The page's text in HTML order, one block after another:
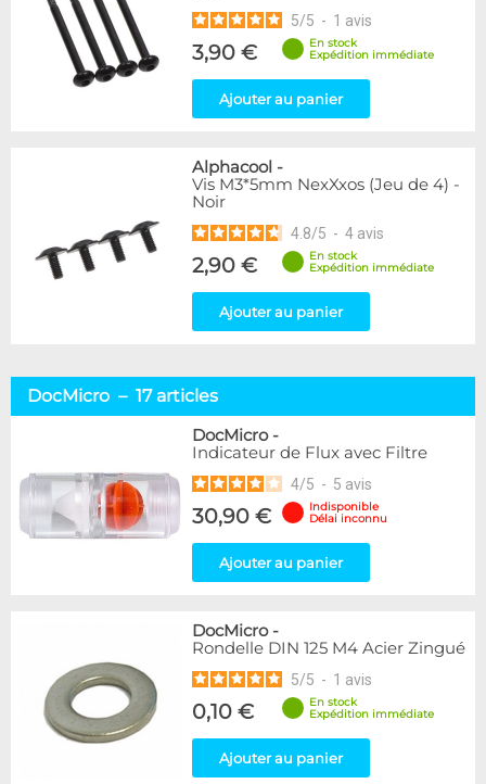
5/5 - 1 avis
3,90 €
En stock
Expédition immédiate
Ajouter au panier
Alphacool -
Vis M3*5mm NexXxos (Jeu de 4) -
Noir
4.8/5 - 4 avis
2,90 €
En stock
Expédition immédiate
Ajouter au panier
DocMicro – 17 articles
DocMicro-
Indicateur de Flux avec Filtre
4/5 - 5 avis
30,90 €
Indisponible
Délai inconnu
Ajouter au panier
DocMicro-
Rondelle DIN 125 M4 Acier Zingué
5/5 - 1 avis
0,10 €
En stock
Expédition immédiate
Ajouter au panier